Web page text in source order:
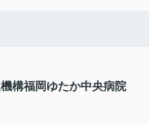
構福岡ゆたか中央病院